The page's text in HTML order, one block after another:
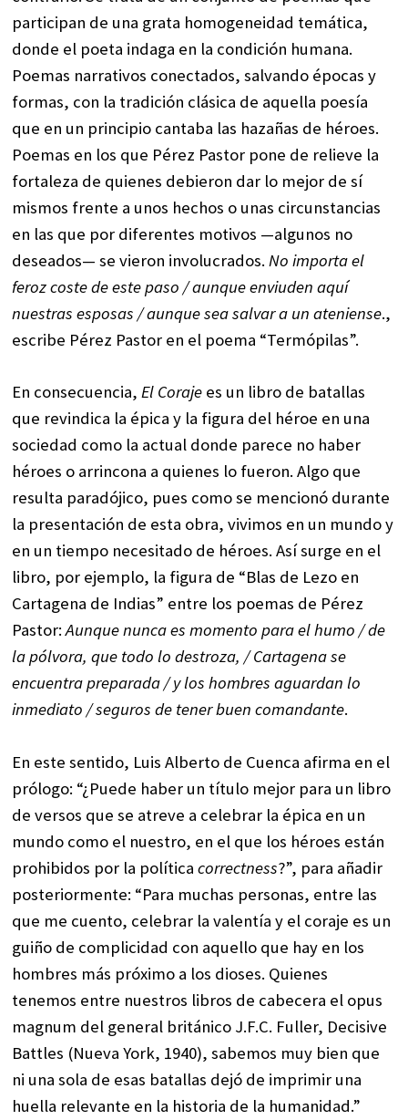
participan de una grata homogeneidad temática,
donde el poeta indaga en la condición humana.
Poemas narrativos conectados, salvando épocas y
formas, con la tradición clásica de aquella poesía
que en un principio cantaba las hazañas de héroes.
Poemas en los que Pérez Pastor pone de relieve la
fortaleza de quienes debieron dar lo mejor de sí
mismos frente a unos hechos o unas circunstancias
en las que por diferentes motivos —algunos no
deseados— se vieron involucrados.No importa el
feroz coste de este paso / aunque enviuden aquí
nuestras esposas / aunque sea salvar a un ateniense.,
escribe Pérez Pastor en el poema “Termópilas”.
En consecuencia,El Coraje es un libro de batallas
que revindica la épica y la figura del héroe en una
sociedad como la actual donde parece no haber
héroes o arrincona a quienes lo fueron. Algo que
resulta paradójico, pues como se mencionó durante
la presentación de esta obra, vivimos en un mundo y
en un tiempo necesitado de héroes. Así surge en el
libro, por ejemplo, la figura de “Blas de Lezo en
Cartagena de Indias” entre los poemas de Pérez
Pastor:Aunque nunca es momento para el humo / de
la pólvora, que todo lo destroza, / Cartagena se
encuentra preparada / y los hombres aguardan lo
inmediato / seguros de tener buen comandante.
En este sentido, Luis Alberto de Cuenca afirma en el
prólogo: “¿Puede haber un título mejor para un libro
de versos que se atreve a celebrar la épica en un
mundo como el nuestro, en el que los héroes están
prohibidos por la políticacorrectness?”, para añadir
posteriormente: “Para muchas personas, entre las
que me cuento, celebrar la valentía y el coraje es un
guiño de complicidad con aquello que hay en los
hombres más próximo a los dioses. Quienes
tenemos entre nuestros libros de cabecera el opus
magnum del general británico J.F.C. Fuller, Decisive
Battles (Nueva York, 1940), sabemos muy bien que
ni una sola de esas batallas dejó de imprimir una
huella relevante en la historia de la humanidad.”